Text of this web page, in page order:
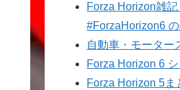
Forza Horizon雑
#ForzaHorizon6
自動車・モーター
Forza Horizon 6
Forza Horizon 5